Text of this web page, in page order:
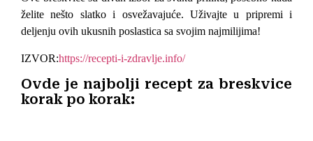
želite nešto slatko i osvežavajuće. Uživajte u pripremi i
deljenju ovih ukusnih poslastica sa svojim najmilijima!
IZVOR:https://recepti-i-zdravlje.info/
Ovde je najbolji recept za breskvice
korak po korak: